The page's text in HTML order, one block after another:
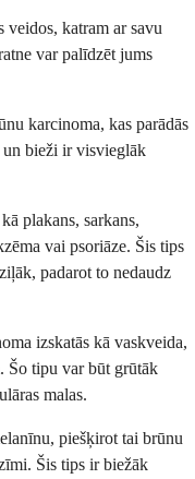
veidos, katram ar savu
var palīdzēt jums
karcinoma, kas parādās
un bieži ir visvieglāk
plakans, sarkans,
vai psoriāze. Šis tips
padarot to nedaudz
izskatās kā vaskveida,
Šo tipu var būt grūtāk
malas.
piešķirot tai brūnu
Šis tips ir biežāk